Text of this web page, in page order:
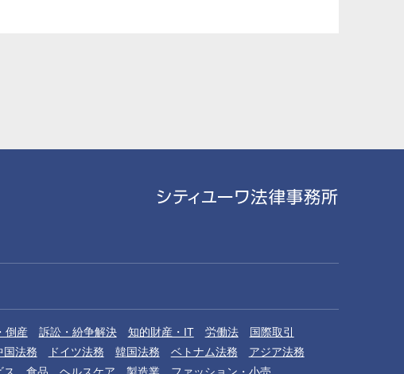
倒産 訴訟・紛争解決 知的財産・IT 労働法
国際取引
国法務 ドイツ法務 韓国法務 ベトナム法務
アジア法務